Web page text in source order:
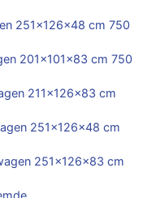
251x126x48 cm 750
201x101x83 cm 750
211x126x83 cm
251x126x48 cm
251x126x83 cm